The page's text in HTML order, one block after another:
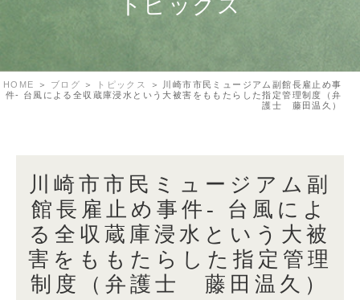
トピックス
HOME ブログ トピックス
川崎市市民ミュージアム副館長雇止め事
件- 台風による全収蔵庫浸水という大被害をももたらした指定管理制度（弁
護士 藤田温久）
川崎市市民ミュージアム副
館長雇止め事件- 台風によ
る全収蔵庫浸水という大被
害をももたらした指定管理
制度（弁護士 藤田温久）